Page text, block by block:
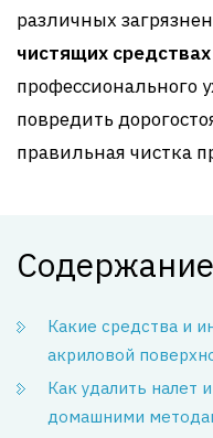
различных
чистящих средствах
профессионального
повредить
правильная чистка
Содержание
Какие средства и
акриловой
Как удалить налет
домашними